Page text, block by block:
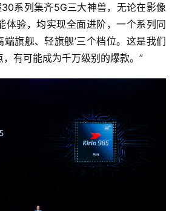
系列集齐5G三大神兽，无论在影像
体验，均实现全面进阶，一个系列同
端旗舰、轻旗舰’三个档位。这是我们
有可能成为千万级别的爆款。”